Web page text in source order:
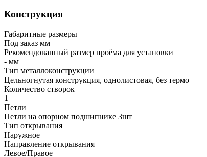
Конструкция
Габаритные размеры
Под заказ мм
Рекомендованный размер проёма для установки
- мм
Тип металлоконструкции
Цельногнутая конструкция, однолистовая, без термо
Количество створок
1
Петли
Петли на опорном подшипнике 3шт
Тип открывания
Наружное
Направление открывания
Левое/Правое